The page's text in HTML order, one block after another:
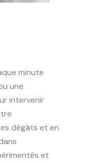
minute
une
intervenir
dégâts et en
et